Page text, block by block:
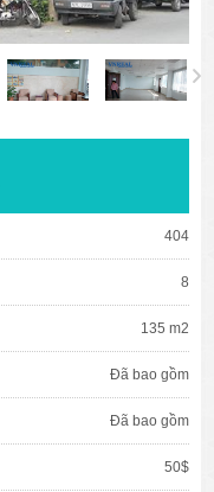
404
8
135 m2
Đã bao gồm
Đã bao gồm
50$